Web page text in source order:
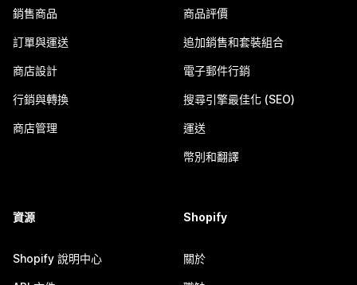
銷售商品
訂單與運送
商店設計
行銷與轉換
商店管理
商品評價
追加銷售和套裝組合
電子郵件行銷
搜尋引擎最佳化 (SEO)
運送
幣別和翻譯
資源
Shopify 說明中心
Shopify
關於